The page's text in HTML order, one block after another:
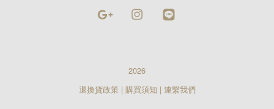
Google Instagram
2026
退換貨政策 | 購買須知 | 連繫我們